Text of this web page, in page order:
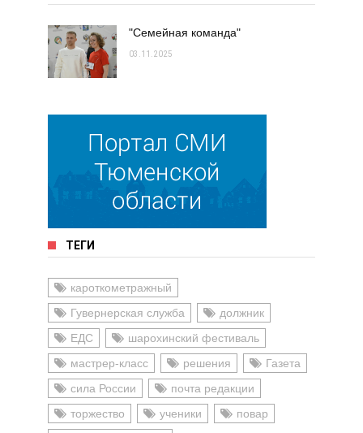
"Семейная команда"
03.11.2025
ТЕГИ
кароткометражный
Гувернерская служба
должник
ЕДС
шарохинский фестиваль
мастрер-класс
решения
Газета
сила России
почта редакции
торжество
ученики
повар